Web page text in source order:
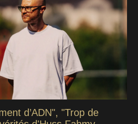
d’ADN", "Trop de